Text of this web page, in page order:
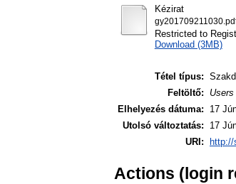
Kézirat
Restricted to
Download (3MB)
Tétel típus:
Feltöltő:
Elhelyezés dátuma:
17
Utolsó változtatás:
17
URI:
Actions (login